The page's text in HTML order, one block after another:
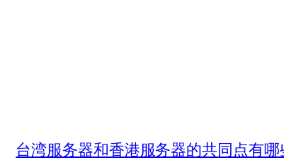
台湾服务器和香港服务器的共同点有